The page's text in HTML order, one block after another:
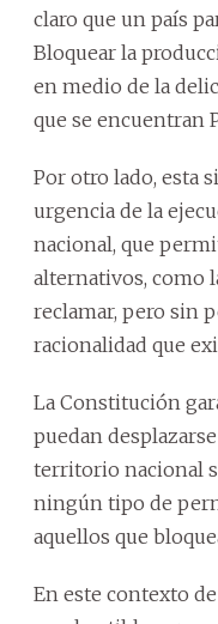
claro que un país
Bloquear la
en medio de la
que se encuentran
Por otro lado, esta
urgencia de la
nacional, que
alternativos, como
reclamar, pero sin
racionalidad que
La Constitución
puedan
territorio nacional
ningún tipo de
aquellos que
En este contexto